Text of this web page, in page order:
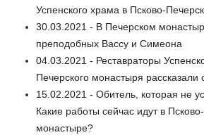
Успенского храма в Псково-
30.03.2021 - В Печерском
преподобных Вассу и Симеона
04.03.2021 - Реставраторы
Печерского монастыря рассказали
15.02.2021 - Обитель, которая не
Какие работы сейчас идут в
монастыре?